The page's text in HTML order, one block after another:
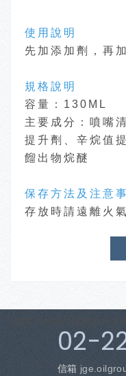
使用說明
先加添加劑，再
規格說明
容量：130ML
主要成分：噴嘴
提升劑、辛烷值
餾出物烷醚
保存方法及注意
存放時請遠離火
02-
信箱